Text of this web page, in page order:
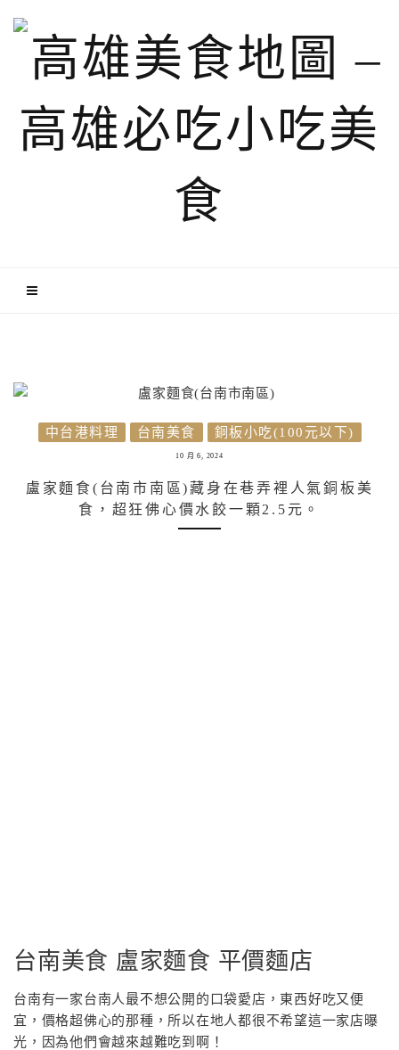
中台港料理 台南美食 銅板小吃(100元以下)
10 月 6, 2024
盧家麵食(台南市南區)藏身在巷弄裡人氣銅板美
食，超狂佛心價水餃一顆2.5元。
台南美食 盧家麵食 平價麵店
台南有一家台南人最不想公開的口袋愛店，東西好吃又便
宜，價格超佛心的那種，所以在地人都很不希望這一家店曝
光，因為他們會越來越難吃到啊！